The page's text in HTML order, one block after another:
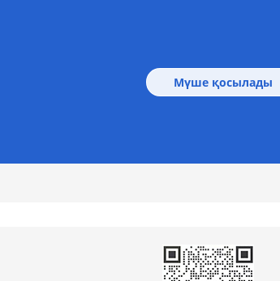
Мүше қосылады